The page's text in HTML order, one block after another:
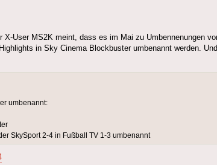
User MS2K meint, dass es im Mai zu Umbennenungen
in Sky Cinema Blockbuster umbenannt werden.
umbenannt:
SkySport 2-4 in Fußball TV 1-3 umbenannt